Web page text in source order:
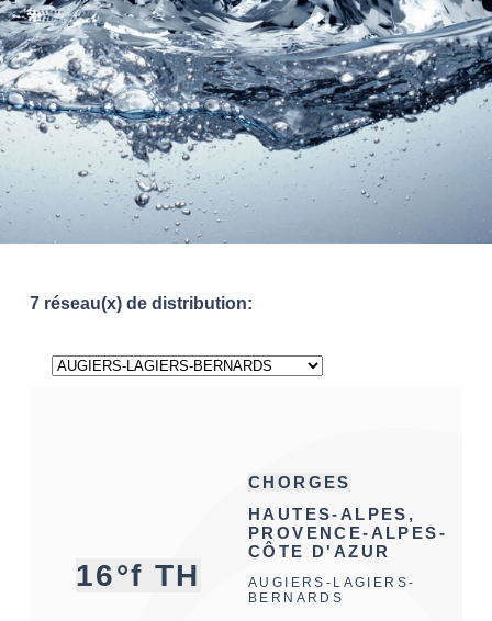
7 réseau(x) de distribution:
16°f TH
CHORGES
HAUTES-ALPES,
PROVENCE-ALPES-
CÔTE D'AZUR
AUGIERS-LAGIERS-
BERNARDS